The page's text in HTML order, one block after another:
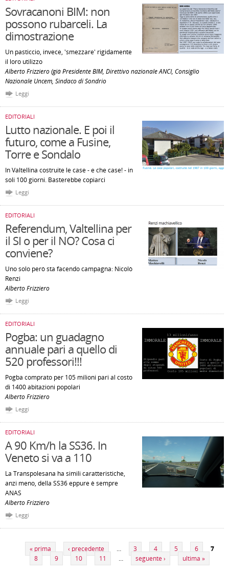
Sovracanoni BIM: non
possono rubarceli. La
dimostrazione
Un pasticcio, invece, 'smezzare' rigidamente
il loro utilizzo
Alberto Frizziero (già Presidente BIM, Direttivo nazionale ANCI, Consiglio
Nazionale Uncem, Sindaco di Sondrio
Leggi
EDITORIALI
Lutto nazionale. E poi il
futuro, come a Fusine,
Torre e Sondalo
In Valtellina costruite le case - e che case! - in
soli 100 giorni. Basterebbe copiarci
Leggi
EDITORIALI
Referendum, Valtellina per
il SI o per il NO? Cosa ci
conviene?
Uno solo però sta facendo campagna: Nicolò
Renzi
Alberto Frizziero
Leggi
EDITORIALI
Pogba: un guadagno
annuale pari a quello di
520 professori!!!
Pogba comprato per 105 milioni pari al costo
di 1400 abitazioni popolari
Alberto Frizziero
Leggi
EDITORIALI
A 90 Km/h la SS36. In
Veneto si va a 110
La Transpolesana ha simili caratteristiche,
anzi meno, della SS36 eppure è sempre
ANAS
Alberto Frizziero
Leggi
« prima ‹ precedente … 3 4 5 6
7
8
9 10 11 … seguente › ultima »